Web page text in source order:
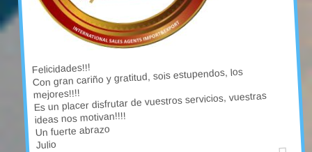
Felicidades!!!
Con gran cariño y gratitud, sois estupendos, los
mejores!!!!
Es un placer disfrutar de vuestros servicios, vuestras
ideas nos motivan!!!!
Un fuerte abrazo
Julio